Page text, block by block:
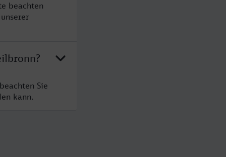
beachten
Sie
kann.